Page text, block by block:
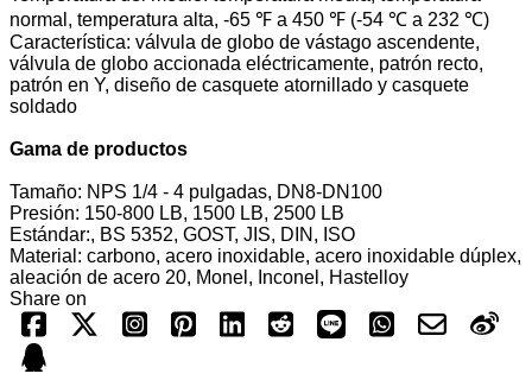
normal, temperatura alta, -65 ℉ a 450 ℉ (-54 ℃ a 232 ℃)
Característica: válvula de globo de vástago ascendente,
válvula de globo accionada eléctricamente, patrón recto,
patrón en Y, diseño de casquete atornillado y casquete
soldado
Gama de productos
Tamaño: NPS 1/4 - 4 pulgadas, DN8-DN100
Presión: 150-800 LB, 1500 LB, 2500 LB
Estándar:, BS 5352, GOST, JIS, DIN, ISO
Material: carbono, acero inoxidable, acero inoxidable dúplex,
aleación de acero 20, Monel, Inconel, Hastelloy
Share on